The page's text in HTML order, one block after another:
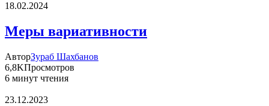
18.02.2024
Меры вариативности
АвторЗураб Шахбанов
6,8KПросмотров
6 минут чтения
23.12.2023